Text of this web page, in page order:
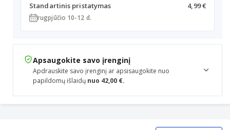
Standartinis pristatymas 4,99 €
rugpjūčio 10-12 d.
Apsaugokite savo įrenginį
Apdrauskite savo įrenginį ar apsisaugokite nuo
papildomų išlaidų nuo 42,00 €.